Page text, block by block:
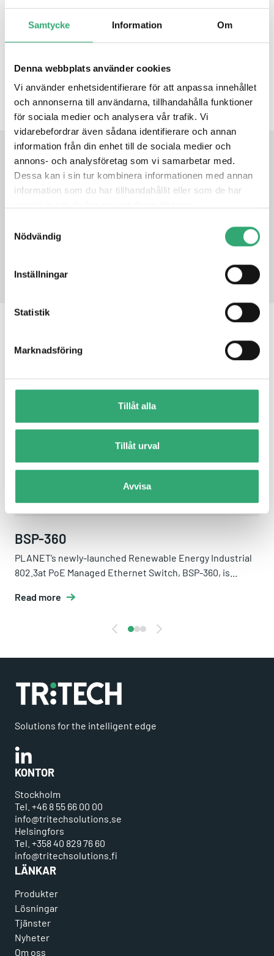
Samtycke Information Om
Denna webbplats använder cookies
Vi använder enhetsidentifierare för att anpassa innehållet
och annonserna till användarna, tillhandahålla funktioner
för sociala medier och analysera vår trafik. Vi
vidarebefordrar även sådana identifierare och annan
information från din enhet till de sociala medier och
annons- och analysföretag som vi samarbetar med.
Dessa kan i sin tur kombinera informationen med annan
information som du har tillhandahållit eller som de har
Nödvändig
Inställningar
Statistik
Marknadsföring
Tillåt alla
Tillåt urval
Avvisa
Modbus RTU Master/Slave Protocol and Modbus ASCII
Master/Slave Protocol.
Share this product: Whatsapp
Facebook
Twitter
Email
DATASHEET
PRODUCT DATASHEET
BSP-360
BSP-360
PLANET’s newly-launched Renewable Energy Industrial
802.3at PoE Managed Ethernet Switch, BSP-360, is...
Read more
Solutions for the intelligent edge
Linkedin
KONTOR
Stockholm
Tel. +46 8 55 66 00 00
info@tritechsolutions.se
Helsingfors
Tel. +358 40 829 76 60
info@tritechsolutions.fi
LÄNKAR
Produkter
Lösningar
Tjänster
Nyheter
Om oss